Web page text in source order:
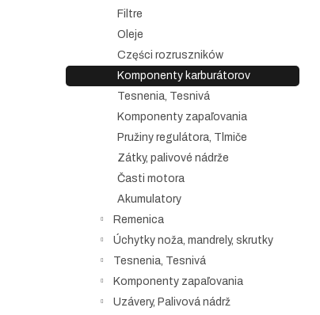
Filtre
Oleje
Części rozruszników
Komponenty karburátorov
Tesnenia, Tesnivá
Komponenty zapaľovania
Pružiny regulátora, Tlmiče
Zátky, palivové nádrže
Časti motora
Akumulatory
Remenica
Úchytky noža, mandrely, skrutky
Tesnenia, Tesnivá
Komponenty zapaľovania
Uzávery, Palivová nádrž